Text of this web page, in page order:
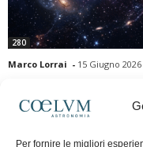
Per fornire le migliori
280
Marco Lorrai - 15 Giugno 2026
moderna: due particelle
la distanza che le separa. Gli
previsioni della meccanica